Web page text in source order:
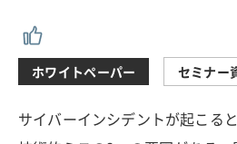
ホワイトペーパー セミナー
サイバーインシデントが起こる